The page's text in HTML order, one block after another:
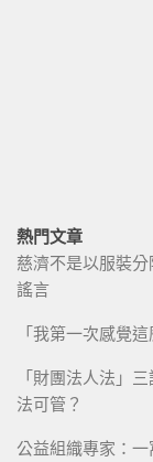
熱門文章
慈濟不是以服裝
謠言
「我第一次感覺
「財團法人法」
法可管？
公益組織專家：